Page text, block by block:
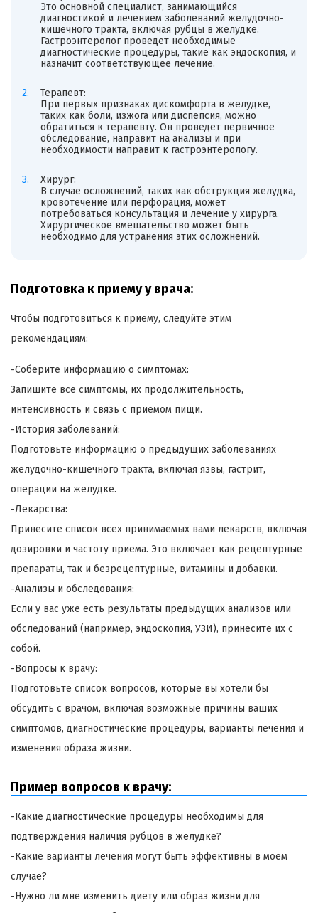
Это основной специалист, занимающийся
диагностикой и лечением заболеваний желудочно-
кишечного тракта, включая рубцы в желудке.
Гастроэнтеролог проведет необходимые
диагностические процедуры, такие как эндоскопия, и
назначит соответствующее лечение.
Терапевт:
При первых признаках дискомфорта в желудке,
таких как боли, изжога или диспепсия, можно
обратиться к терапевту. Он проведет первичное
обследование, направит на анализы и при
необходимости направит к гастроэнтерологу.
Хирург:
В случае осложнений, таких как обструкция желудка,
кровотечение или перфорация, может
потребоваться консультация и лечение у хирурга.
Хирургическое вмешательство может быть
необходимо для устранения этих осложнений.
Подготовка к приему у врача:
Чтобы подготовиться к приему, следуйте этим
рекомендациям:
-Соберите информацию о симптомах:
Запишите все симптомы, их продолжительность,
интенсивность и связь с приемом пищи.
-История заболеваний:
Подготовьте информацию о предыдущих заболеваниях
желудочно-кишечного тракта, включая язвы, гастрит,
операции на желудке.
-Лекарства:
Принесите список всех принимаемых вами лекарств, включая
дозировки и частоту приема. Это включает как рецептурные
препараты, так и безрецептурные, витамины и добавки.
-Анализы и обследования:
Если у вас уже есть результаты предыдущих анализов или
обследований (например, эндоскопия, УЗИ), принесите их с
собой.
-Вопросы к врачу:
Подготовьте список вопросов, которые вы хотели бы
обсудить с врачом, включая возможные причины ваших
симптомов, диагностические процедуры, варианты лечения и
изменения образа жизни.
Пример вопросов к врачу:
-Какие диагностические процедуры необходимы для
подтверждения наличия рубцов в желудке?
-Какие варианты лечения могут быть эффективны в моем
случае?
-Нужно ли мне изменить диету или образ жизни для